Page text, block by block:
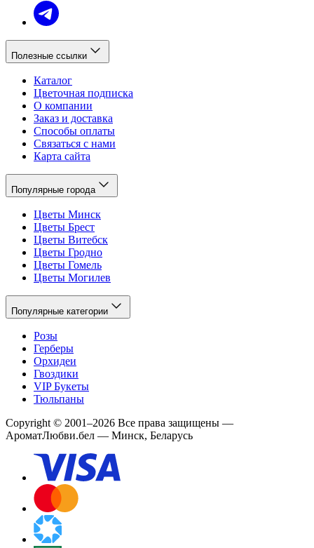
Полезные ссылки
Каталог
Цветочная подписка
О компании
Заказ и доставка
Способы оплаты
Связаться с нами
Карта сайта
Популярные города
Цветы Минск
Цветы Брест
Цветы Витебск
Цветы Гродно
Цветы Гомель
Цветы Могилев
Популярные категории
Розы
Герберы
Орхидеи
Гвоздики
VIP Букеты
Тюльпаны
Copyright © 2001–2026 Все права защищены —
АроматЛюбви.бел — Минск, Беларусь